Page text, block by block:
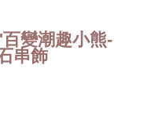
變潮趣小熊-
串飾